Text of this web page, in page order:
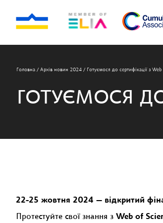
Головна / Архів новин 2024 / Готуємося до сертифікації з
ГОТУЄМОСЯ ДО
22-25 жовтня 2024 — відкритий
Протестуйте свої знання з Web of